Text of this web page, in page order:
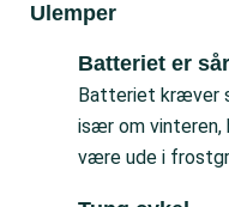
Ulemper
Batteriet er
Batteriet kræver
især om vinteren,
være ude i